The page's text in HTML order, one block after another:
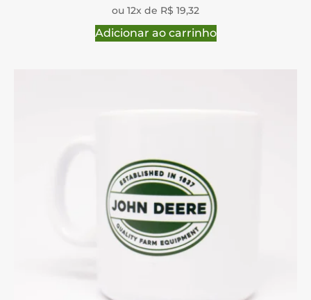
ou 12x de R$ 19,32
Adicionar ao carrinho